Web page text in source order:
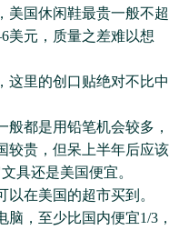
美国休闲鞋最贵一般不超
美元，质量之差难以想
里的创口贴绝对不比中
都是用铅笔机会较多，
较贵，但呆上半年后应该
具还是美国便宜。
在美国的超市买到。
，至少比国内便宜1/3，